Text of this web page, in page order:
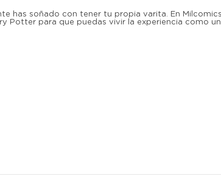
has soñado con tener tu propia varita. En
Potter para que puedas vivir la experiencia como